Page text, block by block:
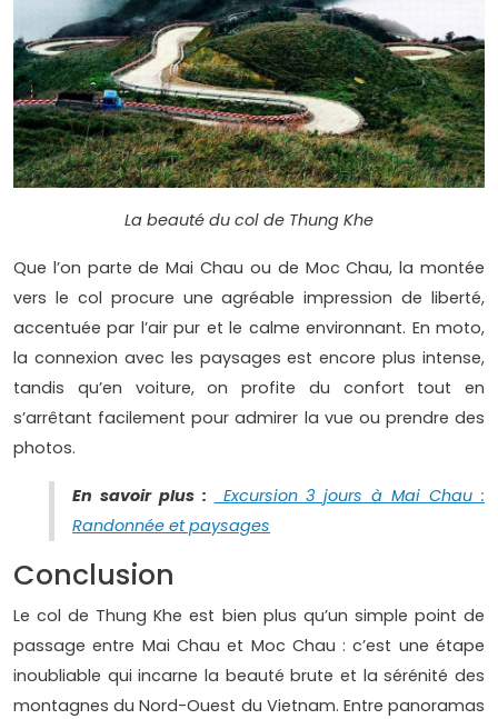
La beauté du col de Thung Khe
Que l’on parte de Mai Chau ou de Moc Chau, la montée
vers le col procure une agréable impression de liberté,
accentuée par l’air pur et le calme environnant. En moto,
la connexion avec les paysages est encore plus intense,
tandis qu’en voiture, on profite du confort tout en
s’arrêtant facilement pour admirer la vue ou prendre des
photos.
En savoir plus :
Excursion 3 jours à Mai Chau :
Randonnée et paysages
Conclusion
Le col de Thung Khe est bien plus qu’un simple point de
passage entre Mai Chau et Moc Chau : c’est une étape
inoubliable qui incarne la beauté brute et la sérénité des
montagnes du Nord-Ouest du Vietnam. Entre panoramas